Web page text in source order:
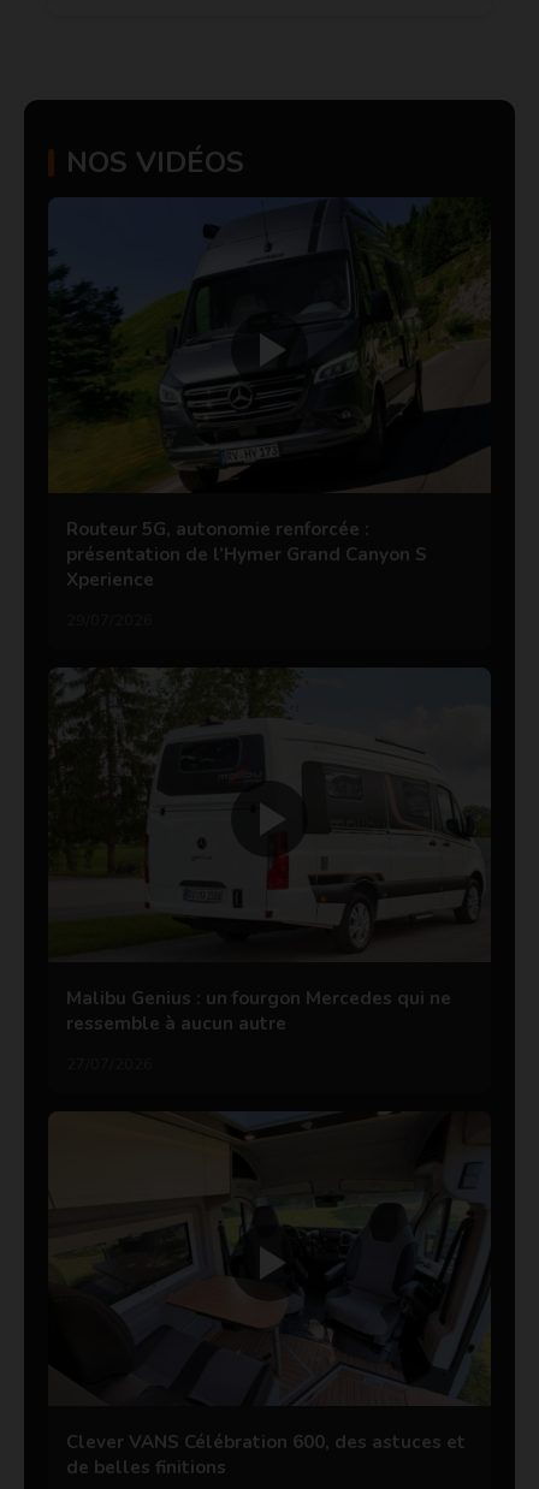
NOS VIDÉOS
Routeur 5G, autonomie renforcée :
présentation de l’Hymer Grand Canyon S
Xperience
Malibu Genius : un fourgon Mercedes qui ne
ressemble à aucun autre
Clever VANS Célébration 600, des astuces et
de belles finitions